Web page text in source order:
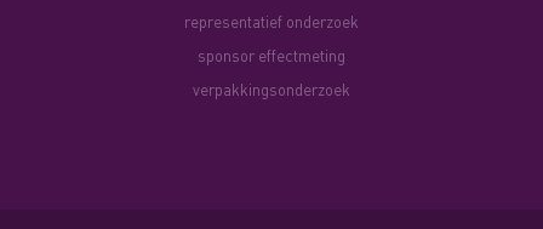
representatief onderzoek
sponsor effectmeting
verpakkingsonderzoek